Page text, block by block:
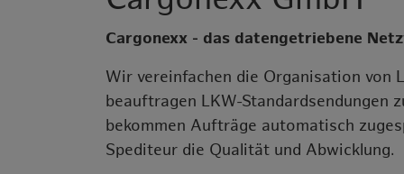
Cargonexx - das datengetriebene
Wir vereinfachen die Organisation von
beauftragen LKW-Standardsendungen
bekommen Aufträge automatisch
Spediteur die Qualität und Abwicklung.